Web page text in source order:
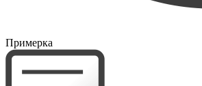
Примерка